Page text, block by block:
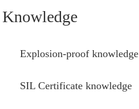
Knowledge
Explosion-proof knowledge
SIL Certificate knowledge